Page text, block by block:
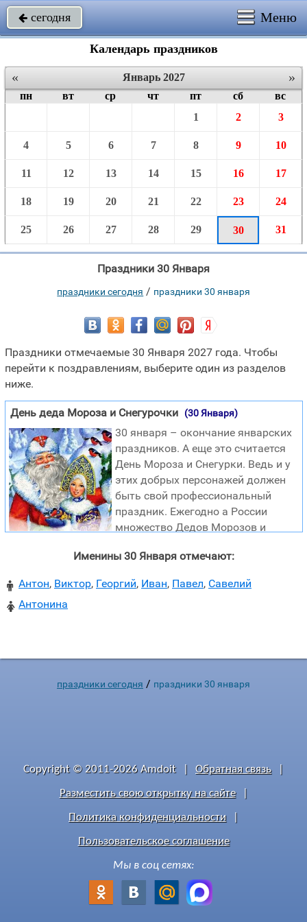
 сегодня Меню
Календарь праздников
« »
Январь 2027
пн
вт ср чт пт сб
вс
1
2 3
4 5 6 7 8 9 10
11 12 13 14 15 16 17
18 19 20 21 22 23 24
25 26 27 28 29 30 31
Праздники 30 Января
праздники сегодня / праздники 30 января
Праздники отмечаемые 30 Января 2027 года. Чтобы
перейти к поздравлениям, выберите один из разделов
ниже.
День деда Мороза и Снегурочки (30 Января)
30 января – окончание январских
праздников. А еще это считается
День Мороза и Снегурки. Ведь и у
этих добрых персонажей должен
быть свой профессиональный
праздник. Ежегодно а России
множество Дедов Морозов и
долгожданные подарки. Абсолютно все новогодние
этих двоих. 30 января в народе принято рассказывать
сказки про Деда Мороза и Снегурку. Ведь эти два
Именины 30 Января отмечают:
 Антон, Виктор, Георгий, Иван, Павел, Савелий
 Антонина
праздники сегодня / праздники 30 января
Copyright © 2011-2026 Amdoit Обратная связь
Разместить свою открытку на сайте
Политика конфиденциальности
Пользовательское соглашение
Мы в соц сетях: